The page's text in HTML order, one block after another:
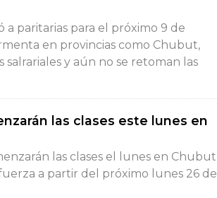
paritarias para el próximo 9 de
en provincias como Chubut,
y aún no se retoman las
las clases este lunes en
las clases el lunes en Chubut
a partir del próximo lunes 26 de